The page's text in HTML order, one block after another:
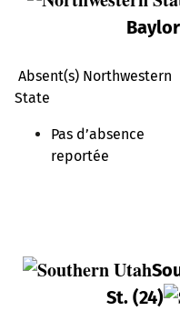
Absent(s) Northwestern
State
Pas d’absence
reportée
St. (24)